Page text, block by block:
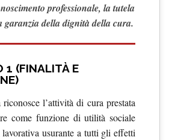
professionale, la tutela
garanzia della dignità della cura.
1 (FINALITÀ E
l’attività di cura prestata
come funzione di utilità sociale
usurante a tutti gli effetti